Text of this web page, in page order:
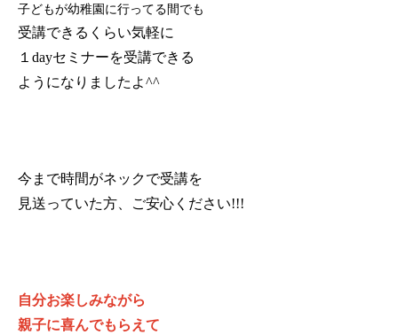
子どもが幼稚園に行ってる間でも
受講できるくらい気軽に
１dayセミナーを受講できる
ようになりましたよ^^
今まで時間がネックで受講を
見送っていた方、ご安心ください!!!
自分お楽しみながら
親子に喜んでもらえて